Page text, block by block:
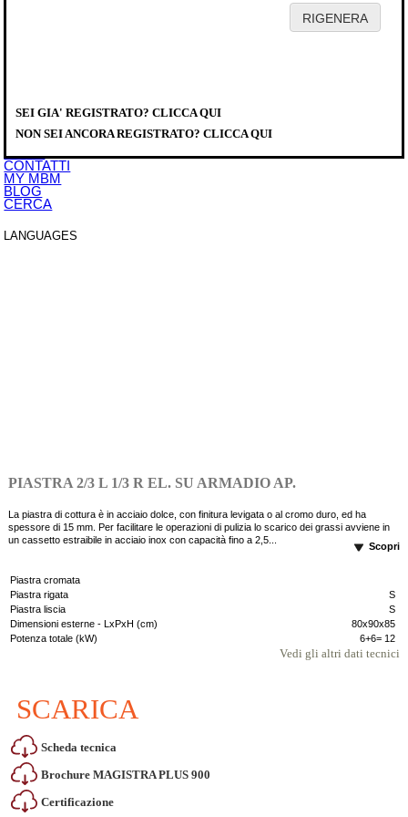
SERVICE
DOWNLOAD
EVENTI
NEWS
CONTATTI
MY MBM
BLOG
CERCA
LANGUAGES
SEI GIA' REGISTRATO? CLICCA QUI
NON SEI ANCORA REGISTRATO? CLICCA QUI
PRODOTTI >COTTURA MODULARE >MAGISTRA PLUS 900
MFTE98ALR
PIASTRA 2/3 L 1/3 R EL. SU ARMADIO AP.
La piastra di cottura è in acciaio dolce, con finitura levigata o al cromo duro, ed ha
spessore di 15 mm. Per facilitare le operazioni di pulizia lo scarico dei grassi avviene in
un cassetto estraibile in acciaio inox con capacità fino a 2,5...
Scopri
Piastra cromata
Piastra rigata
S
Piastra liscia
S
Dimensioni esterne - LxPxH (cm)
80x90x85
Potenza totale (kW)
6+6= 12
Vedi gli altri dati tecnici
SCARICA
Scheda tecnica
Brochure MAGISTRA PLUS 900
Certificazione